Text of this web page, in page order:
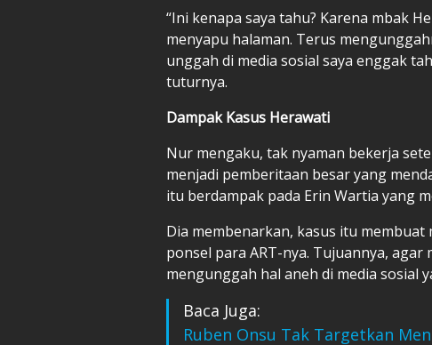
“Ini kenapa saya tahu? Karena mbak
menyapu halaman. Terus
unggah di media sosial saya enggak
tuturnya.
Dampak Kasus Herawati
Nur mengaku, tak nyaman bekerja
menjadi pemberitaan besar yang
itu berdampak pada Erin Wartia yang
Dia membenarkan, kasus itu
ponsel para ART-nya. Tujuannya,
mengunggah hal aneh di media sosial
Baca Juga:
Ruben Onsu Tak Targetkan